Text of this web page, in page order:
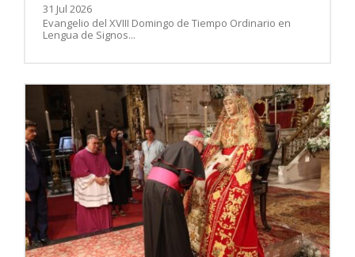
31 Jul 2026
Evangelio del XVIII Domingo de Tiempo Ordinario en
Lengua de Signos...